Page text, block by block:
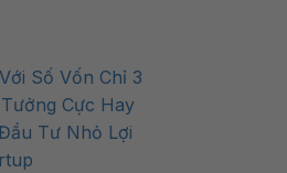
Số Vốn Chỉ 3
Cực Hay
Tư Nhỏ Lợi